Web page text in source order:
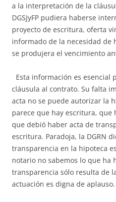
a la interpretación de la
DGSJyFP pudiera haberse
proyecto de escritura, oferta
informado de la necesidad de
se produjera el vencimiento
Esta información es esencial
cláusula al contrato. Su falta
acta no se puede autorizar la
parece que hay escritura, que
que debió haber acta de
escritura. Paradoja, la DGRN
transparencia en la hipoteca
notario no sabemos lo que ha
transparencia sólo resulta de
actuación es digna de aplauso.